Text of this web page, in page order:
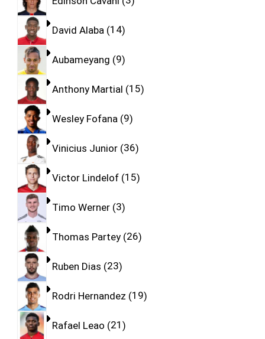
David Alaba 14
Aubameyang 9
Anthony Martial 15
Wesley Fofana 9
Vinicius Junior 36
Victor Lindelof 15
Timo Werner 3
Thomas Partey 26
Ruben Dias 23
Rodri Hernandez 19
Rafael Leao 21